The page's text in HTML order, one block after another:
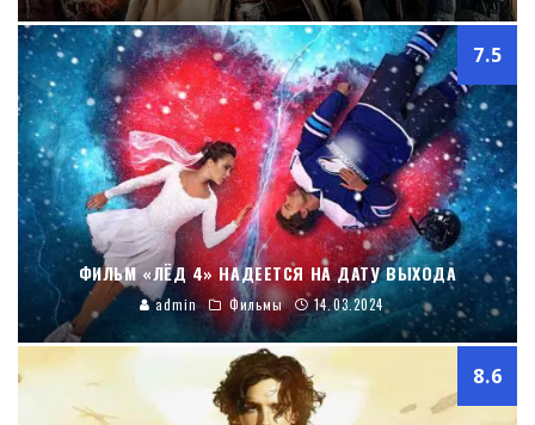
7.5
ФИЛЬМ «ЛЁД 4» НАДЕЕТСЯ НА ДАТУ ВЫХОДА
admin Фильмы 14.03.2024
8.6